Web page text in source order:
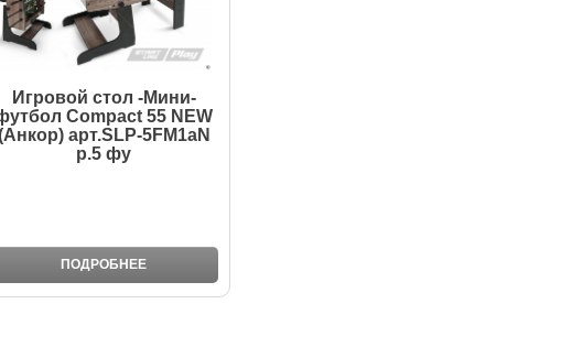
Игровой стол -Мини-
Compact 55 NEW
арт.SLP-5FM1aN
р.5 фу
ПОДРОБНЕЕ